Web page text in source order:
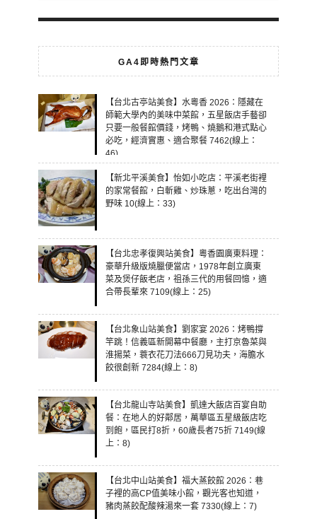
GA4即時熱門文章
【台北古亭站美食】水粵香 2026：隱藏在
師範大學內的美味中菜館，五星飯店手藝卻
只要一般餐館價錢，烤鴨、燒鵝和港式點心
必吃，經濟實惠、適合聚餐 7462(線上：
46)
【新北平溪美食】怡如小吃店：平溪老街裡
的家常餐館，白斬雞、炒珠蔥，吃出台灣的
野味 10(線上：33)
【台北忠孝復興站美食】粵香園廣東料理：
豪華升級版燒臘便當店，1978年創立廣東
菜及煲仔飯老店，祖孫三代的用餐回憶，適
合帶長輩來 7109(線上：25)
【台北象山站美食】劉家宴 2026：烤鴨撐
竿跳！信義區新開幕中餐廳，主打京魯菜與
淮揚菜，蓑衣花刀法666刀見功夫，海膽水
餃很創新 7284(線上：8)
【台北龍山寺站美食】凱達大飯店百宴自助
餐：在地人的好鄰居，萬華區五星級飯店吃
到飽，區民打8折，60歲長者75折 7149(線
上：8)
【台北中山站美食】福大蒸餃館 2026：巷
子裡的高CP值美味小館，觀光客也知道，
豬肉蒸餃配酸辣湯來一套 7330(線上：7)